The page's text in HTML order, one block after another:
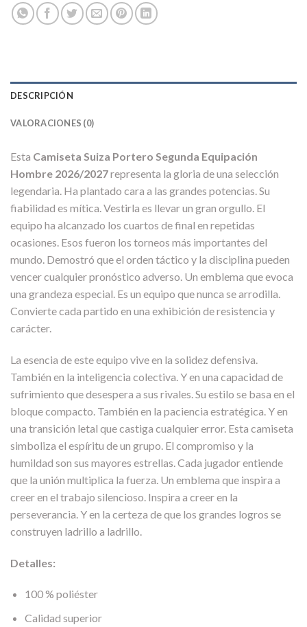
DESCRIPCIÓN
VALORACIONES (0)
Esta Camiseta Suiza Portero Segunda Equipación
Hombre 2026/2027representa la gloria de una selección
legendaria. Ha plantado cara a las grandes potencias. Su
fiabilidad es mítica. Vestirla es llevar un gran orgullo. El
equipo ha alcanzado los cuartos de final en repetidas
ocasiones. Esos fueron los torneos más importantes del
mundo. Demostró que el orden táctico y la disciplina pueden
vencer cualquier pronóstico adverso. Un emblema que evoca
una grandeza especial. Es un equipo que nunca se arrodilla.
Convierte cada partido en una exhibición de resistencia y
carácter.
La esencia de este equipo vive en la solidez defensiva.
También en la inteligencia colectiva. Y en una capacidad de
sufrimiento que desespera a sus rivales. Su estilo se basa en el
bloque compacto. También en la paciencia estratégica. Y en
una transición letal que castiga cualquier error. Esta camiseta
simboliza el espíritu de un grupo. El compromiso y la
humildad son sus mayores estrellas. Cada jugador entiende
que la unión multiplica la fuerza. Un emblema que inspira a
creer en el trabajo silencioso. Inspira a creer en la
perseverancia. Y en la certeza de que los grandes logros se
construyen ladrillo a ladrillo.
Detalles:
100 % poliéster
Calidad superior